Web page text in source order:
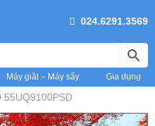
024.6291.3569
Máy giặt – Máy sấy Gia dụng
55UQ9100PSD